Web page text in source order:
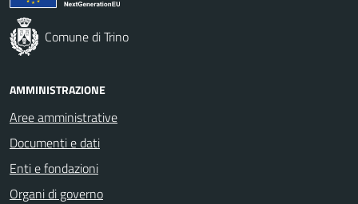
Comune di Trino
AMMINISTRAZIONE
Aree amministrative
Documenti e dati
Enti e fondazioni
Organi di governo